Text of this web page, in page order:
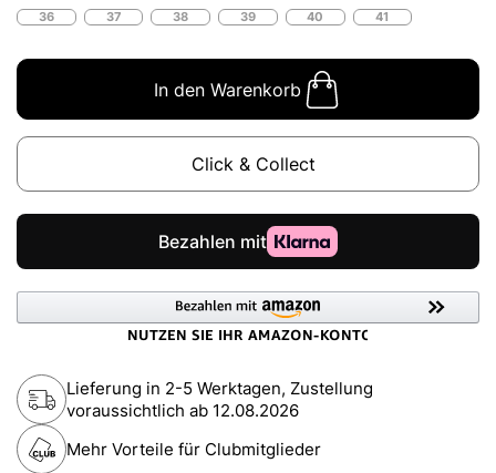
36 37 38 39 40 41
In den Warenkorb
Click & Collect
Lieferung in 2-5 Werktagen, Zustellung
voraussichtlich ab 12.08.2026
Mehr Vorteile für Clubmitglieder